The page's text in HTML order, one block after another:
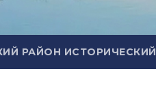
РАЙОН ИСТОРИЧЕСКИЙ